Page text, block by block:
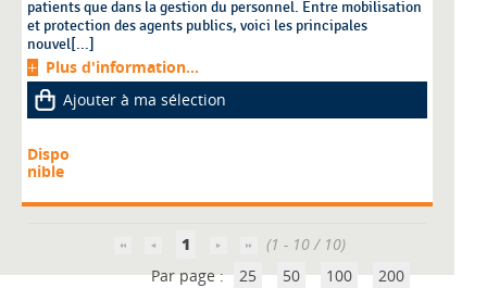
patients que dans la gestion du personnel. Entre mobilisation
et protection des agents publics, voici les principales
nouvel[...]
Plus d'information...
Ajouter à ma sélection
Dispo
nible
1
(1 - 10 / 10)
Par page : 25 50 100 200